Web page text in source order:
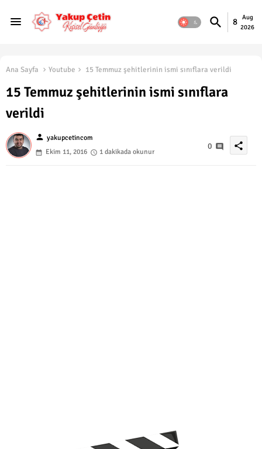
8
Aug
2026
Ana Sayfa Youtube 15 Temmuz şehitlerinin ismi sınıflara verildi
15 Temmuz şehitlerinin ismi sınıflara
verildi
person yakupcetincom
Ekim 11, 2016
1 dakikada okunur
0 share